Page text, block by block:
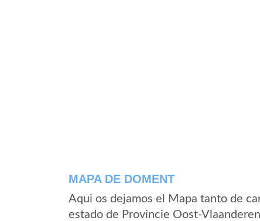
MAPA DE DOMENT
Aqui os dejamos el Mapa tanto de
estado de Provincie Oost-